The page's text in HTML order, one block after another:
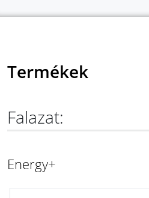
Termékek
Falazat:
Energy+